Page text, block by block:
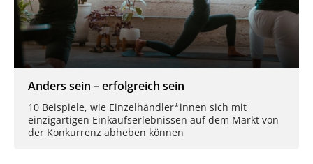
Anders sein – erfolgreich sein
10 Beispiele, wie Einzelhändler*innen sich mit
einzigartigen Einkaufserlebnissen auf dem Markt von
der Konkurrenz abheben können